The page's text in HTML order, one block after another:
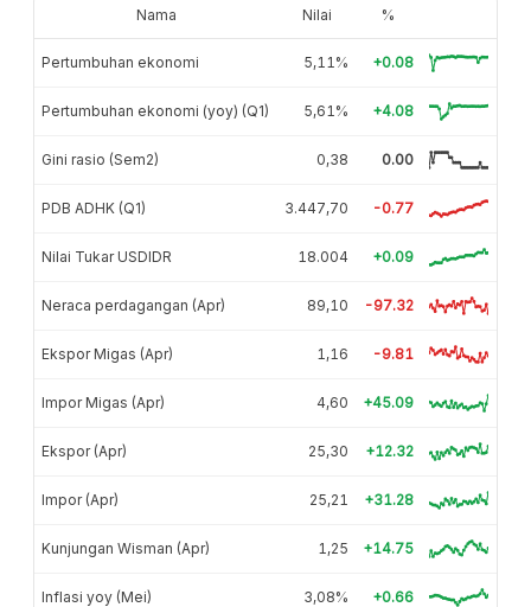
Nama Nilai %
Pertumbuhan ekonomi 5,11% +0.08
Pertumbuhan ekonomi (yoy) (Q1) 5,61% +4.08
Gini rasio (Sem2) 0,38 0.00
PDB ADHK (Q1) 3.447,70 -0.77
Nilai Tukar USDIDR 18.004 +0.09
Neraca perdagangan (Apr) 89,10 -97.32
Ekspor Migas (Apr) 1,16 -9.81
Impor Migas (Apr) 4,60 +45.09
Ekspor (Apr) 25,30 +12.32
Impor (Apr) 25,21 +31.28
Kunjungan Wisman (Apr) 1,25 +14.75
Inflasi yoy (Mei) 3,08% +0.66